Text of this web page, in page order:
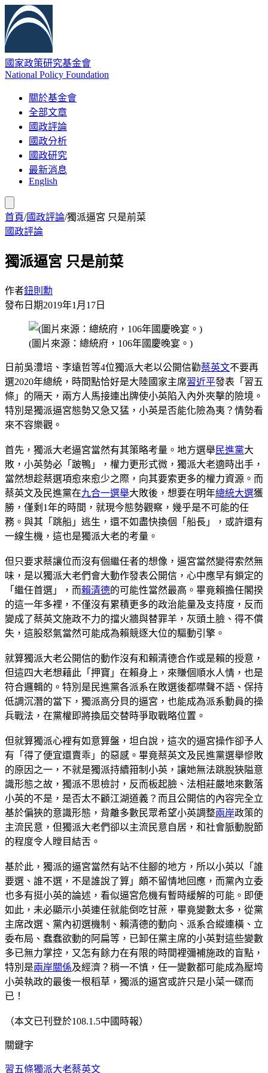
國家政策研究基金會
National Policy Foundation
關於基金會
全部文章
國政評論
國政分析
國政研究
最新消息
English
首頁/國政評論/獨派逼宮 只是前菜
國政評論
獨派逼宮 只是前菜
作者鈕則勳
發布日期2019年1月17日
(圖片來源：總統府，106年國慶晚宴。)
日前吳澧培、李遠哲等4位獨派大老以公開信勸蔡英文不要再
選2020年總統，時間點恰好是大陸國家主席習近平發表「習五
條」的隔天，兩方人馬接連出牌使小英陷入內外夾擊的險境。
特別是獨派逼宮態勢又急又猛，小英是否能化險為夷？情勢看
來不容樂觀。
首先，獨派大老逼宮當然有其策略考量。地方選舉民進黨大
敗，小英勢必「跛鴨」，權力更形式微，獨派大老適時出手，
當然想趁蔡選項愈來愈少之際，向其要索更多的權力資源。而
蔡英文及民進黨在九合一選舉大敗後，想要在明年總統大選獲
勝，僅剩1年的時間，就現今態勢觀察，幾乎是不可能的任
務。與其「跳船」逃生，還不如盡快換個「船長」，或許還有
一線生機，這也是獨派大老的考量。
但只要求蔡讓位而沒有個繼任者的想像，逼宮當然變得索然無
味，是以獨派大老們會大動作發表公開信，心中應早有鎖定的
「繼任首選」，而賴清德的可能性當然最高。畢竟賴擔任閣揆
的這一年多裡，不僅沒有累積更多的政治能量及支持度，反而
變成了蔡英文施政不力的擋火牆與替罪羊，灰頭土臉、得不償
失，這股怒氣當然可能成為賴競逐大位的驅動引擎。
就算獨派大老公開信的動作沒有和賴清德合作或是賴的授意，
但這四大老想藉此「押寶」在賴身上，來賺個順水人情，也是
符合邏輯的。特別是民進黨各派系在敗選後都噤聲不語、保持
低調沉潛的當下，獨派高分貝的逼宮，也能成為派系動員的操
兵戰法，在黨權即將換屆交替時爭取戰略位置。
但就算獨派心裡有如意算盤，坦白說，這次的逼宮操作卻予人
有「得了便宜還賣乖」的惡感。畢竟蔡英文及民進黨選舉慘敗
的原因之一，不就是獨派持續箝制小英，讓她無法跳脫狹隘意
識形態之故，獨派不思檢討，反而板起臉、法相莊嚴地來數落
小英的不是，是否太不顧江湖道義？而且公開信的內容完全立
基於偏狹的意識形態，背離多數民眾希望小英調整兩岸政策的
主流民意，但獨派大老們卻以主流民意自居，和社會脈動脫節
的程度令人瞠目結舌。
基於此，獨派的逼宮當然有站不住腳的地方，所以小英以「誰
要選、誰不選，不是誰說了算」頗不留情地回應，而黨內立委
也多有挺小英的論述，看似逼宮危機有暫時緩解的可能。即便
如此，未必顯示小英連任就能倒吃甘蔗，畢竟變數太多，從黨
主席改選、黨內初選機制、賴清德的動向、派系合縱連橫、立
委布局、蠢蠢欲動的阿扁等，已卸任黨主席的小英對這些變數
多已無力掌控，又怎有餘力在有限的時間裡彌補施政的盲點，
特別是兩岸關係及經濟？稍一不慎，任一變數都可能成為壓垮
小英執政的最後一根稻草，獨派的逼宮或許只是小菜一碟而
已！
（本文已刊登於108.1.5中國時報）
關鍵字
習五條獨派大老蔡英文